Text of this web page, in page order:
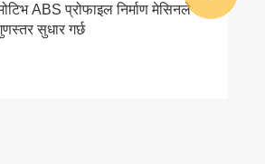
ABS प्रोफाइल निर्माण मेसिनले
सुधार गर्छ